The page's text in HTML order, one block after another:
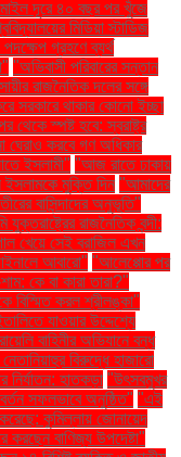
দূরে ৪০ বছর পর খুঁজে
মিডিয়া স্টাডিজ
গ্রহণে ব্যর্থ
"অভিবাসী পরিবারের সন্তান
রাজনৈতিক দলের সঙ্গে
সরকারে থাকার কোনো ইচ্ছা
থেকে স্পষ্ট হবে: স্বরাষ্ট্র
ঘেরাও করবে গণ অধিকার
ইসলামী" "আজ রাতে ঢাকায়
মুক্তি দিন "আমাদের
বাসিন্দাদের অনুভূতি"
যুক্তরাষ্ট্রের রাজনৈতিক বন্দী:
খেয়ে সেই ব্রাজিল এখন
আবারো" "আলেপ্পোর পর
কে বা কারা তারা?"
বিস্মিত করল শ্রীলঙ্কা"
যাওয়ার উদ্দেশ্যে
বাহিনীর অভিযানে বন্ধ
বিরুদ্ধে হাজারো
হাতকড়া "উৎসবমুখর
সফলভাবে অনুষ্ঠিত" "এই
কুমিল্লায় জোনায়েদ
করছেন বাণিজ্য উপদেষ্টা"